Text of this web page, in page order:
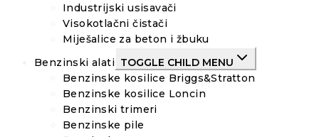
Industrijski usisavači
Visokotlačni čistači
Miješalice za beton i žbuku
Benzinski alati TOGGLE CHILD MENU
Benzinske kosilice Briggs&Stratton
Benzinske kosilice Loncin
Benzinski trimeri
Benzinske pile